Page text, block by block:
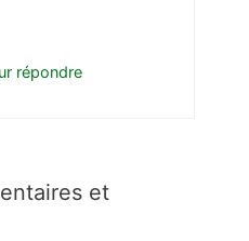
répondre
et